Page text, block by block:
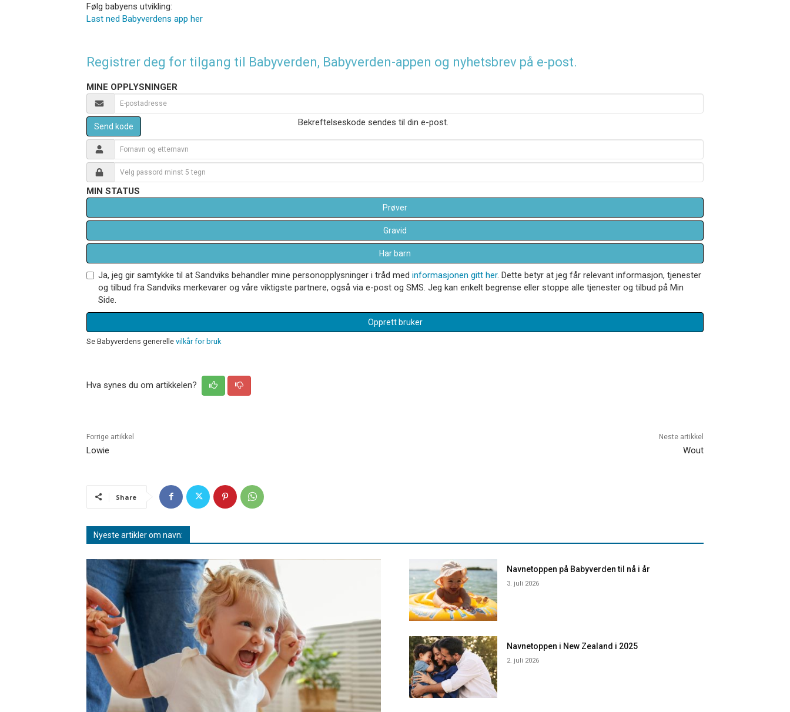
Følg babyens utvikling:
Last ned Babyverdens app her
Registrer deg for tilgang til Babyverden, Babyverden-appen og nyhetsbrev på e-post.
MINE OPPLYSNINGER
Send kode Bekreftelseskode sendes til din e-post.
MIN STATUS
Prøver
Gravid
Har barn
Ja, jeg gir samtykke til at Sandviks behandler mine personopplysninger i tråd med informasjonen gitt her. Dette betyr at jeg får relevant informasjon, tjenester
og tilbud fra Sandviks merkevarer og våre viktigste partnere, også via e-post og SMS. Jeg kan enkelt begrense eller stoppe alle tjenester og tilbud på Min
Side.
Opprett bruker
Se Babyverdens generelle vilkår for bruk
Hva synes du om artikkelen?
Forrige artikkel
Lowie
Neste artikkel
Wout
Share
Nyeste artikler om navn:
Navnetoppen på Babyverden til nå i år
3. juli 2026
Navnetoppen i New Zealand i 2025
2. juli 2026